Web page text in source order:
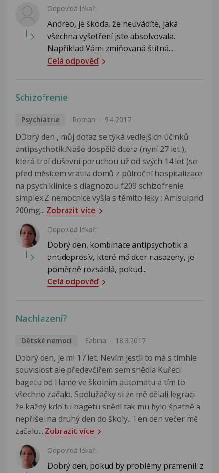
Odpovídá lékař:
Andreo, je škoda, že neuvádíte, jaká
všechna vyšetření jste absolvovala.
Například Vámi zmiňovaná štítná...
Celá odpověď
Schizofrenie
Psychiatrie Roman 9.4.2017
DObrý den , můj dotaz se týká vedlejších účinků
antipsychotik.Naše dospělá dcera (nyní 27 let ),
která trpí duševní poruchou už od svých 14 let )se
před měsícem vratila domů z půlroční hospitalizace
na psych.klinice s diagnozou f209 schizofrenie
simplex.Z nemocnice vyšla s těmito leky : Amisulprid
200mg... Zobrazit více
Odpovídá lékař:
Dobrý den, kombinace antipsychotik a
antidepresív, které má dcer nasazeny, je
poměrně rozsáhlá, pokud...
Celá odpověď
Nachlazení?
Dětské nemoci Sabina 18.3.2017
Dobrý den, je mi 17 let. Nevím jestli to má s tímhle
souvislost ale předevčířem sem snědla Kuřecí
bagetu od Hame ve školním automatu a tím to
všechno začalo. Spolužačky si ze mě dělali legraci
že každý kdo tu bagetu snědl tak mu bylo špatně a
nepřišel na druhý den do školy.. Ten den večer mě
začalo... Zobrazit více
Odpovídá lékař:
Dobrý den, pokud by problémy pramenili z